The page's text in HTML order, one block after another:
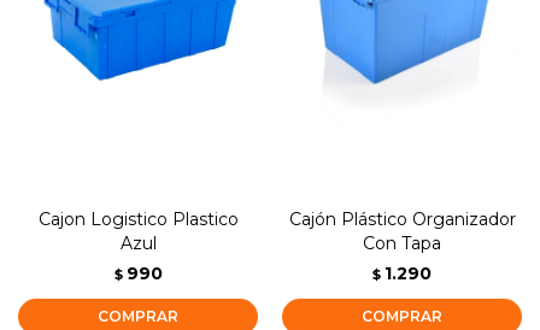
Cajon Logistico Plastico
Azul
$ 990
Cajón Plástico Organizador
Con Tapa
$ 1.290